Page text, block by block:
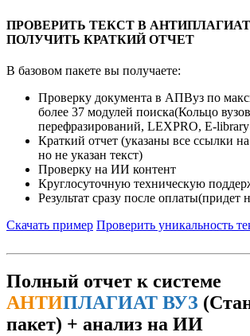
ПРОВЕРИТЬ ТЕКСТ В АНТИПЛАГИАТ
ПОЛУЧИТЬ КРАТКИЙ ОТЧЕТ
В базовом пакете вы получаете:
Проверку документа в АПВуз по
более 37 модулей поиска(Кольцо
перефразирований, LEXPRO, E-
Краткий отчет (указаны все ссылки
но не указан текст)
Проверку на ИИ контент
Круглосуточную техническую
Результат сразу после оплаты(придет
Скачать пример Проверить уникальность
Полный отчет к системе
АНТИПЛАГИАТ ВУЗ
пакет) + анализ на ИИ